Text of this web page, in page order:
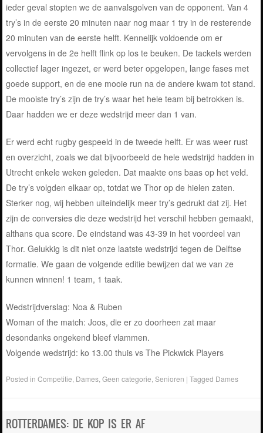
ieder geval stopten we de aanvalsgolven van de opponent. Van 4
try’s in de eerste 20 minuten naar nog maar 1 try in de resterende
20 minuten van de eerste helft. Kennelijk voldoende om er
vervolgens in de 2e helft flink op los te beuken. De tackels werden
collectief lager ingezet, er werd beter opgelopen, lange fases met
goede support, en de ene mooie run na de andere kwam tot stand.
De mooiste try’s zijn de try’s waar het hele team bij betrokken is.
Daar hadden we er deze wedstrijd meer dan 1 van.
Er werd echt rugby gespeeld in de tweede helft. Er was weer rust
en overzicht, zoals we dat bijvoorbeeld de hele wedstrijd hadden in
Utrecht enkele weken geleden. Dat maakte ons baas op het veld.
De try’s volgden elkaar op, totdat we Thor op de hielen zaten.
Sterker nog, wij hebben uiteindelijk meer try’s gedrukt dat zij. Het
zijn de conversies die deze wedstrijd het verschil hebben gemaakt,
althans qua score. De eindstand was 43-39 in het voordeel van
Thor. Gelukkig is dit niet onze laatste wedstrijd tegen de Delftse
formatie. We gaan de volgende editie bewijzen dat we van ze
kunnen winnen! 1 team, 1 taak.
Wedstrijdverslag: Noa & Ruben
Woman of the match: Joos, die er zo doorheen zat maar
desondanks ongekend bleef vlammen.
Volgende wedstrijd: ko 13.00 thuis vs The Pickwick Players
Posted inCompetitie Dames ,Geen categorie ,Senioren |Tagged Dames
ROTTERDAMES: DE KOP IS ER AF